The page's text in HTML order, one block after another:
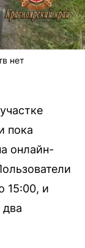
нет
пока
онлайн-
15:00, и
два